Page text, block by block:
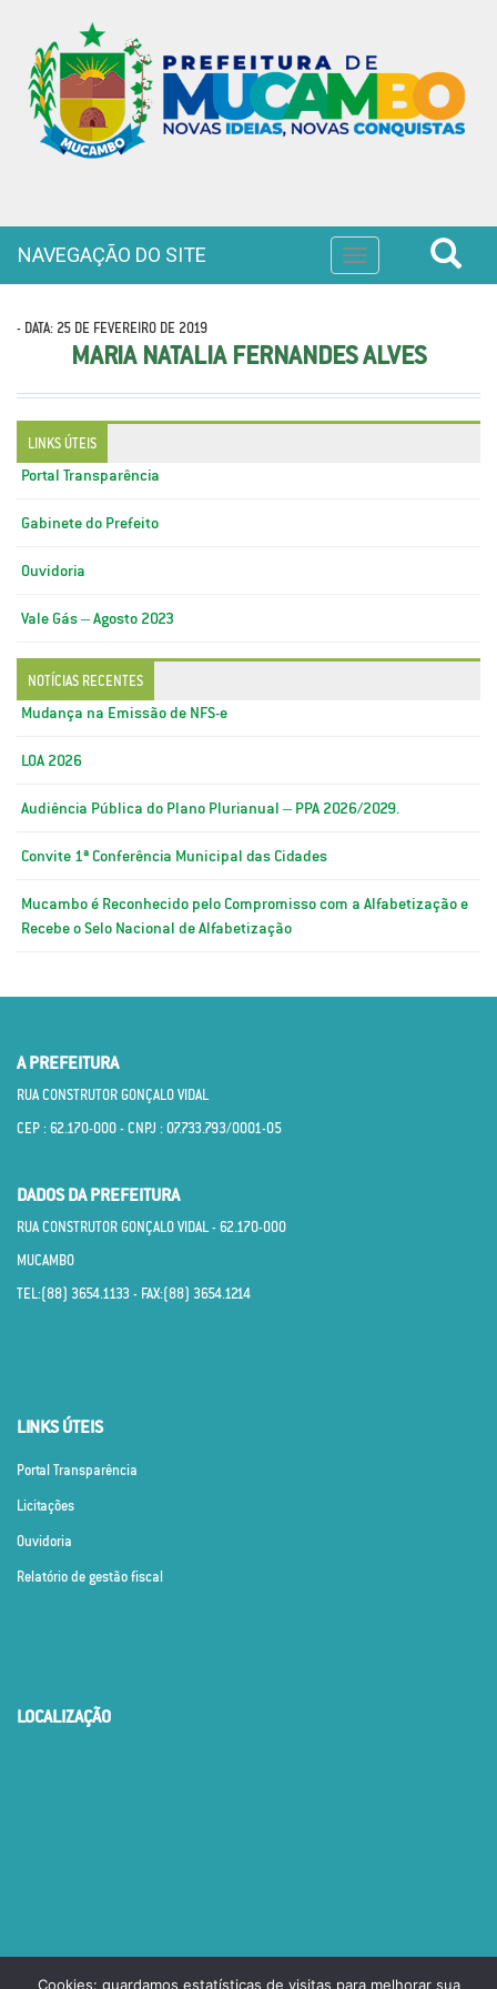
Toggle
navigation
NAVEGAÇÃO DO SITE
- DATA: 25 DE FEVEREIRO DE 2019
MARIA NATALIA FERNANDES ALVES
LINKS ÚTEIS
Portal Transparência
Gabinete do Prefeito
Ouvidoria
Vale Gás – Agosto 2023
NOTÍCIAS RECENTES
Mudança na Emissão de NFS-e
LOA 2026
Audiência Pública do Plano Plurianual – PPA 2026/2029.
Convite 1ª Conferência Municipal das Cidades
Mucambo é Reconhecido pelo Compromisso com a Alfabetização e
Recebe o Selo Nacional de Alfabetização
A PREFEITURA
RUA CONSTRUTOR GONÇALO VIDAL
CEP : 62.170­-000 - CNPJ : 07.733.793/0001­-05
DADOS DA PREFEITURA
RUA CONSTRUTOR GONÇALO VIDAL - 62.170­-000
MUCAMBO
TEL:(88) 3654.1133 - FAX:(88) 3654.1214
LINKS ÚTEIS
Portal Transparência
Licitações
Ouvidoria
Relatório de gestão fiscal
LOCALIZAÇÃO
Cookies: guardamos estatísticas de visitas para melhorar sua